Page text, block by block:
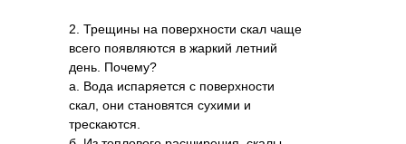
2. Трещины на поверхности скал чаще
всего появляются в жаркий летний
день. Почему?
а. Вода испаряется с поверхности
скал, они становятся сухими и
трескаются.